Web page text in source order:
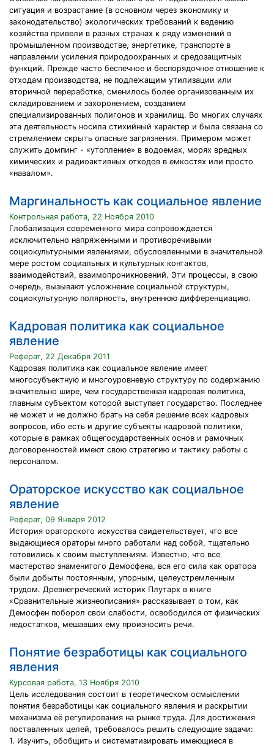
ситуация и возрастание (в основном через экономику и
законодательство) экологических требований к ведению
хозяйства привели в разных странах к ряду изменений в
промышленном производстве, энергетике, транспорте в
направлении усиления природоохранных и средозащитных
функций. Прежде часто беспечное и беспорядочное отношение к
отходам производства, не подлежащим утилизации или
вторичной переработке, сменилось более организованным их
складированием и захоронением, созданием
специализированных полигонов и хранилищ. Во многих случаях
эта деятельность носила стихийный характер и была связана со
стремлением скрыть опасные загрязнения. Примером может
служить домпинг - «утопление» в водоемах, морях вредных
химических и радиоактивных отходов в емкостях или просто
«навалом».
Маргинальность как социальное явление
Контрольная работа, 22 Ноября 2010
Глобализация современного мира сопровождается
исключительно напряженными и противоречивыми
социокультурными явлениями, обусловленными в значительной
мере ростом социальных и культурных контактов,
взаимодействий, взаимопроникновений. Эти процессы, в свою
очередь, вызывают усложнение социальной структуры,
социокультурную полярность, внутреннюю дифференциацию.
Кадровая политика как социальное
явление
Реферат, 22 Декабря 2011
Кадровая политика как социальное явление имеет
многосубъектную и многоуровневую структуру по содержанию
значительно шире, чем государственная кадровая политика,
главным субъектом которой выступает государство. Последнее
не может и не должно брать на себя решение всех кадровых
вопросов, ибо есть и другие субъекты кадровой политики,
которые в рамках общегосударственных основ и рамочных
договоренностей имеют свою стратегию и тактику работы с
персоналом.
Ораторское искусство как социальное
явление
Реферат, 09 Января 2012
История ораторского искусства свидетельствует, что все
выдающиеся ораторы много работали над собой, тщательно
готовились к своим выступлениям. Известно, что все
мастерство знаменитого Демосфена, вся его сила как оратора
были добыты постоянным, упорным, целеустремленным
трудом. Древнегреческий историк Плутарх в книге
«Сравнительные жизнеописания» рассказывает о том, как
Демосфен поборол свои слабости, освободился от физических
недостатков, мешавших ему произносить речи.
Понятие безработицы как социального
явления
Курсовая работа, 13 Ноября 2010
Цель исследования состоит в теоретическом осмыслении
понятия безработицы как социального явления и раскрытии
механизма её регулирования на рынке труда. Для достижения
поставленных целей, требовалось решить следующие задачи:
1. Изучить, обобщить и систематизировать имеющиеся в